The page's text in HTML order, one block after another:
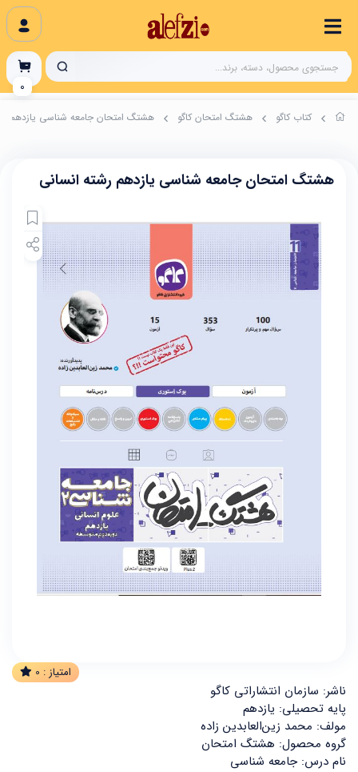
کتاب کاگو هشتگ امتحان کاگو هشتگ امتحان جامعه شناسی یازدهم
هشتگ امتحان جامعه شناسی یازدهم رشته انسانی
امتیاز : 0
ناشر: سازمان انتشاراتی کاگو
پایه تحصیلی: یازدهم
مولف: محمد زین‌العابدین زاده
گروه محصول: هشتگ امتحان
نام درس: جامعه شناسی
0